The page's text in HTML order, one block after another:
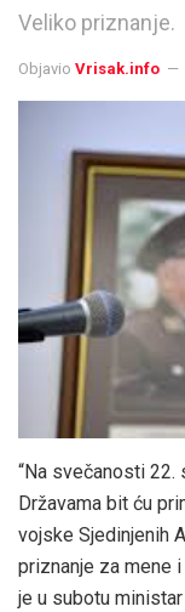
Veliko priznanje.
Objavio Vrisak.info
“Na svečanosti 22.
Državama bit ću
vojske Sjedinjenih
priznanje za mene
je u subotu